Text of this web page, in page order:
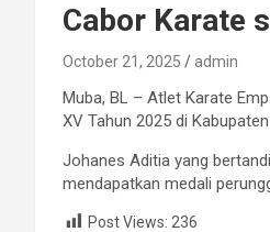
Cabor Karate
October 21, 2025 admin
Muba, BL – Atlet Karate
XV Tahun 2025 di
Johanes Aditia yang
mendapatkan medali
Post Views: 236